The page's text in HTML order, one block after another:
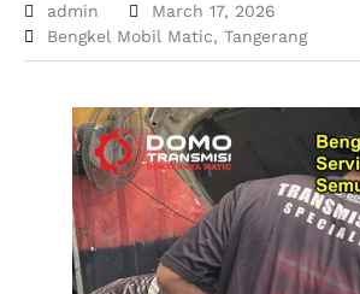
admin
March 17, 2026
Bengkel Mobil Matic, Tangerang